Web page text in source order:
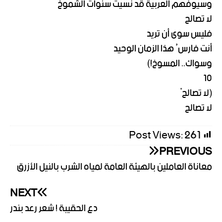
لا تصالح
فليس سوى أن تريد
أنت فارسُ هذا الزمان الوحيد
وسواك.. المسوخ!)
10
(لا تصالحْ
لا تصالح
Post Views:261
PREVIOUS
معاناة العاملين بالهيئة العامة لمياه الشرب بالنيل الأزرق
NEXT
دع الحقيبة ! شعر رعد بندر